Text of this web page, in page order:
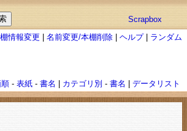
Scrapbox
情報変更 |名前変更/本棚削除 |ヘルプ| ランダム
-表紙 -書名 カテゴリ別 -書名 |データリスト